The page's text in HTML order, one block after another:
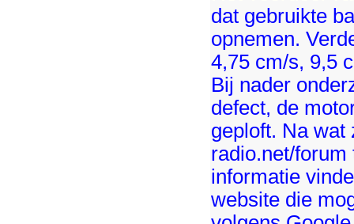
dat gebruikte
opnemen.
4,75 cm/s, 9,5
Bij nader
defect, de
geploft. Na wat
radio.net/
informatie
website die